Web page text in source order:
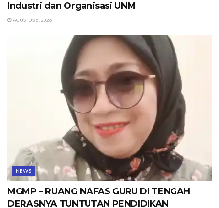
Industri dan Organisasi UNM
AGUSTUS 5, 2026
NEWS
MGMP – RUANG NAFAS GURU DI TENGAH
DERASNYA TUNTUTAN PENDIDIKAN